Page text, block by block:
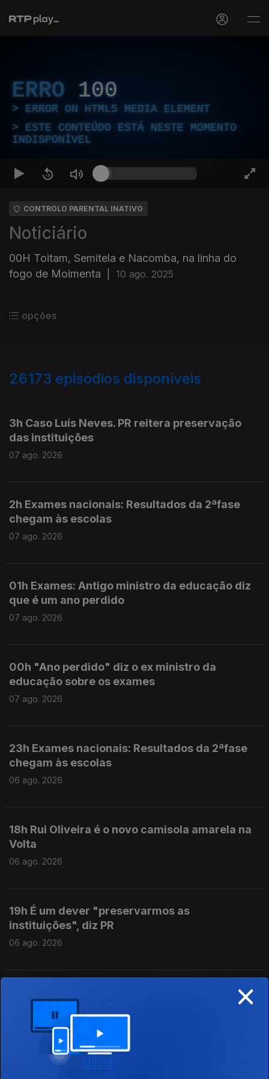
ERRO 100
ERROR ON HTML5 MEDIA ELEMENT
ESTE CONTEÚDO ESTÁ NESTE MOMENTO
INDISPONÍVEL
CONTROLO PARENTAL INATIVO
Noticiário
00H Toitam, Semitela e Nacomba, na linha do
fogo de Moimenta
10 ago. 2025
opções
26173 episódios disponíveis
3h Caso Luís Neves. PR reitera preservação
das instituições
07 ago. 2026
2h Exames nacionais: Resultados da 2ªfase
chegam às escolas
07 ago. 2026
01h Exames: Antigo ministro da educação diz
que é um ano perdido
07 ago. 2026
00h "Ano perdido" diz o ex ministro da
educação sobre os exames
07 ago. 2026
23h Exames nacionais: Resultados da 2ªfase
chegam às escolas
06 ago. 2026
18h Rui Oliveira é o novo camisola amarela na
Volta
06 ago. 2026
19h É um dever "preservarmos as
instituições", diz PR
06 ago. 2026
17h MAI elogia iniciativa da Ministra da Justiça
06 ago. 2026
16h Ministra da Justiça ordena auditoria e
×